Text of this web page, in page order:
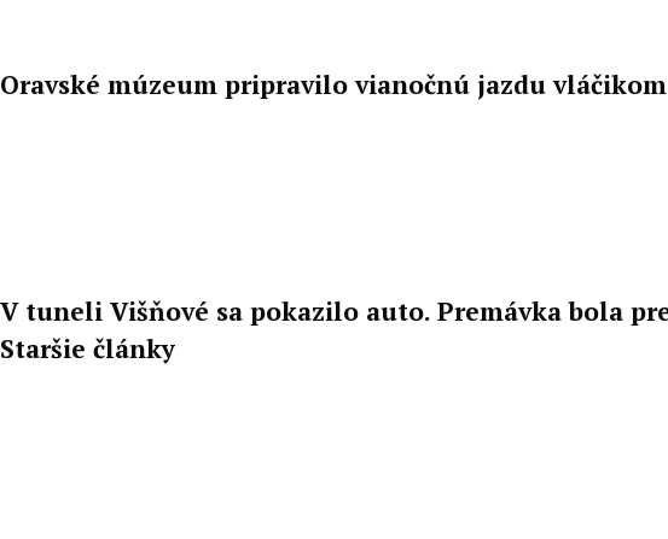
Oravské múzeum pripravilo vianočnú jazdu
V tuneli Višňové sa pokazilo auto. Premávka bola
Staršie články